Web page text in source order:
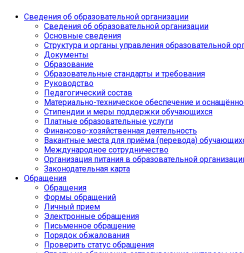
Сведения об образовательной организации
Сведения об образовательной организации
Основные сведения
Структура и органы управления образовательной
Документы
Образование
Образовательные стандарты и требования
Руководство
Педагогический состав
Материально-техническое обеспечение и
Стипендии и меры поддержки обучающихся
Платные образовательные услуги
Финансово-хозяйственная деятельность
Вакантные места для приёма (перевода)
Международное сотрудничество
Организация питания в образовательной
Законодательная карта
Обращения
Обращения
Формы обращений
Личный прием
Электронные обращения
Письменное обращение
Порядок обжалования
Проверить статус обращения